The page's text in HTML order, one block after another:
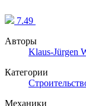
7.49
Авторы
Klaus-Jürgen
Категории
Механики